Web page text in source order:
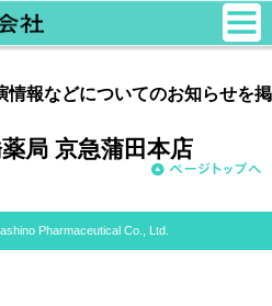
情報などについてのお知らせを掲
局 京急蒲田本店
Pharmaceutical Co., Ltd.